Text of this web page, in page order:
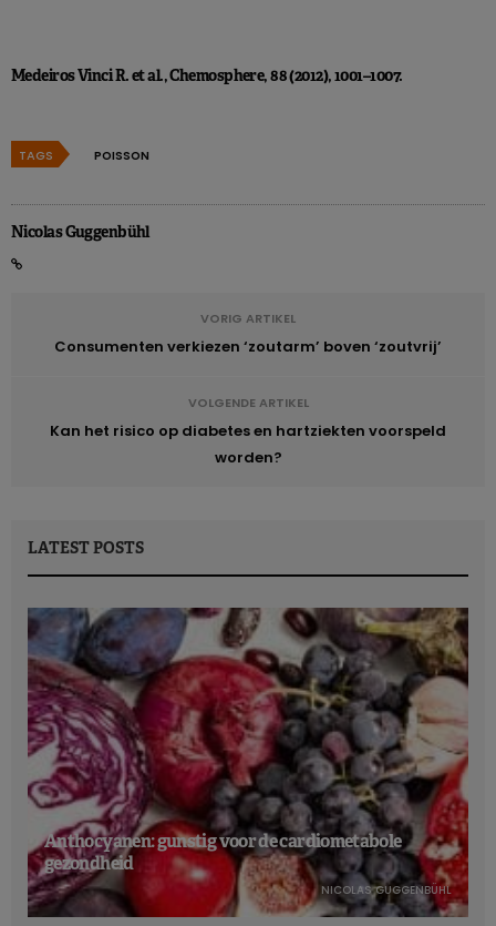
Medeiros Vinci R. et al., Chemosphere, 88 (2012), 1001–1007.
TAGS POISSON
Nicolas Guggenbühl
VORIG ARTIKEL
Consumenten verkiezen ‘zoutarm’ boven ‘zoutvrij’
VOLGENDE ARTIKEL
Kan het risico op diabetes en hartziekten voorspeld
worden?
LATEST POSTS
Anthocyanen: gunstig voor de cardiometabole
gezondheid
NICOLAS GUGGENBÜHL